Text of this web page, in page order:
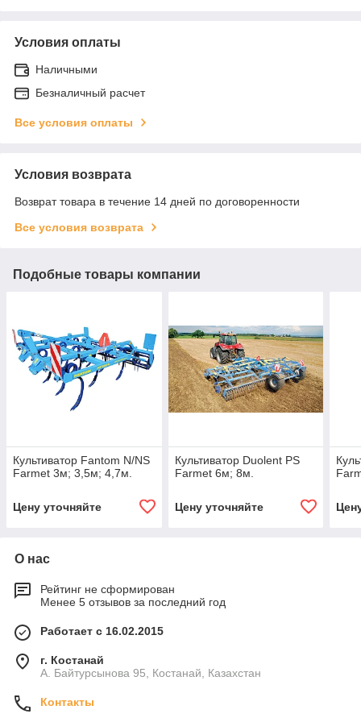
Условия оплаты
Наличными
Безналичный расчет
Все условия оплаты
Условия возврата
Возврат товара в течение 14 дней по договоренности
Все условия возврата
Подобные товары компании
Культиватор Fantom N/NS
Farmet 3м; 3,5м; 4,7м.
Цену уточняйте
Культиватор Duolent PS
Farmet 6м; 8м.
Цену уточняйте
О нас
Рейтинг не сформирован
Менее 5 отзывов за последний год
Работает с 16.02.2015
г. Костанай
А. Байтурсынова 95, Костанай, Казахстан
Контакты